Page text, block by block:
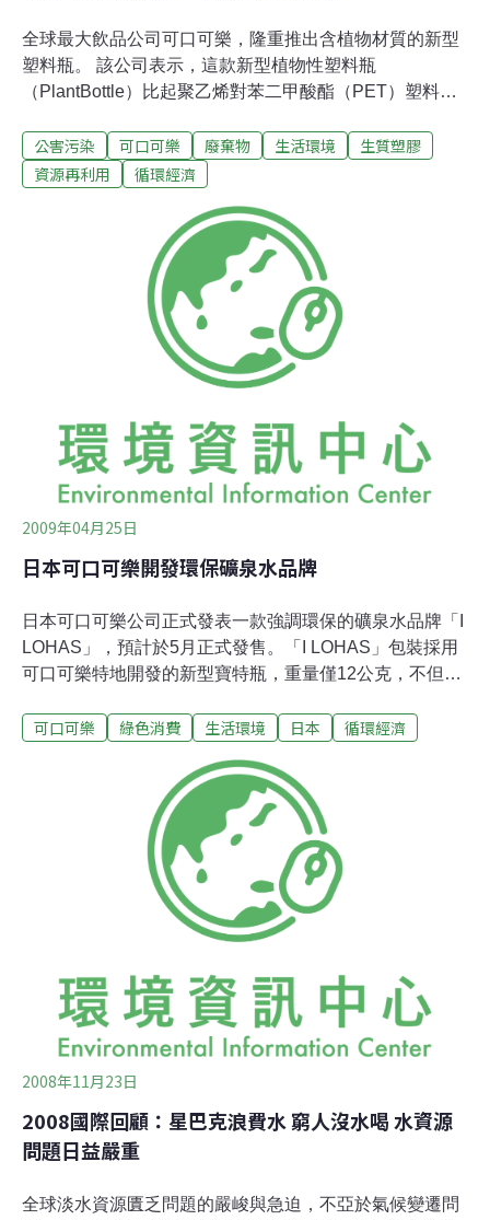
全球最大飲品公司可口可樂，隆重推出含植物材質的新型
塑料瓶。 該公司表示，這款新型植物性塑料瓶
（PlantBottle）比起聚乙烯對苯二甲酸酯（PET）塑料
自不可再生資源--石油。而新的瓶裝則由一般塑料瓶材料
和高達30%如甘蔗和糖蜜的植物性材質混合而成。可口可
用植物性塑料瓶裝，明年相繼推出新瓶裝的維他命水。屆
時，產品標示、商店内特賣區、網路傳銷媒介都會強調其
環保的特性。製作PlantBottle的方法是在PET塑料瓶的製
程中加入甘蔗和糖蜜。同時，該公司還嘗試其他植物性材
料，爲下一代的PlantBottle催生。該公司稱，新的塑料瓶
製程比PET塑料瓶環保效益高。據英國倫敦帝國學院做的
生命週期分析顯示，含30%植物素材的PlantBottle可減少
公害污染 可口可樂 廢棄物 生活環境
生質塑膠
資源再利用
循環經濟
2009年04月25日
日本可口可樂開發環保礦泉水品牌
日本可口可樂公司正式發表一款強調環保的礦泉水品牌「I
LOHAS」，預計於5月正式發售。「I LOHAS」包裝採用
可口可樂特地開發的新型寶特瓶，重量僅12公克，不但比
所排放的二氧化碳量，一年約可減少3千噸左右，大約同
可口可樂 綠色消費 生活環境 日本 循環經濟
2008年11月23日
2008國際回顧：星巴克浪費水 窮人沒水喝 水資源
問題日益嚴重
全球淡水資源匱乏問題的嚴峻與急迫，不亞於氣候變遷問